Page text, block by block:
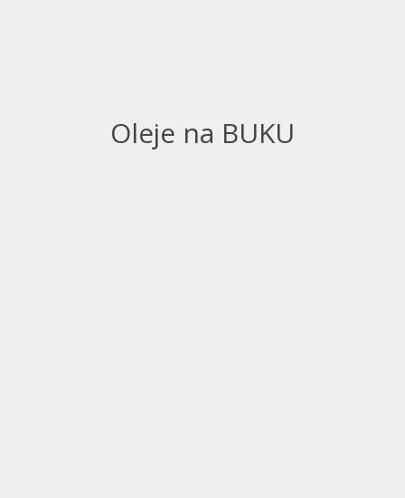
Oleje na BUKU